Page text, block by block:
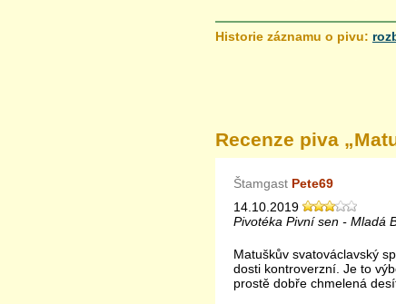
Historie záznamu o pivu:
Recenze piva „
Štamgast Pete69
14.10.2019
Pivotéka Pivní sen - Mladá
Matuškův svatováclavský
dosti kontroverzní. Je to
prostě dobře chmelená